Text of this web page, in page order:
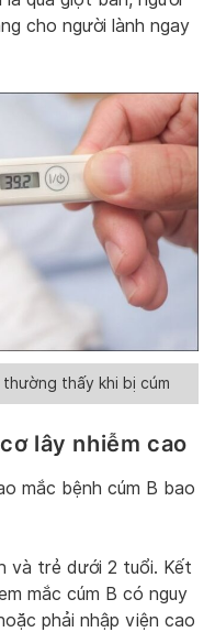
cho người lành ngay
thấy khi bị cúm
lây nhiễm cao
mắc bệnh cúm B bao
và trẻ dưới 2 tuổi. Kết
mắc cúm B có nguy
phải nhập viện cao